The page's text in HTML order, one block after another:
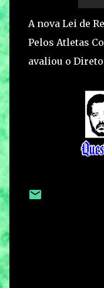
A nova Lei de
Pelos Atletas
avaliou o